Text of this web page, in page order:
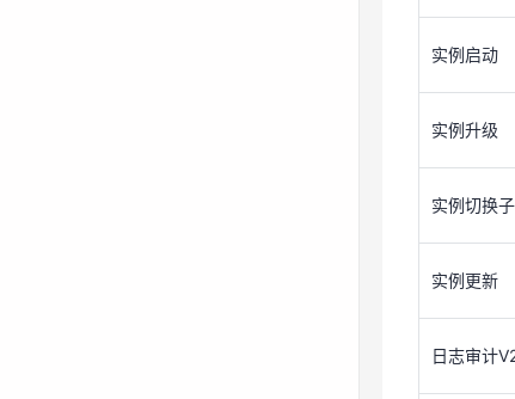
日志审计
日志审计
日志审计
实例启动
实例升级
实例切换
实例更新
日志审计